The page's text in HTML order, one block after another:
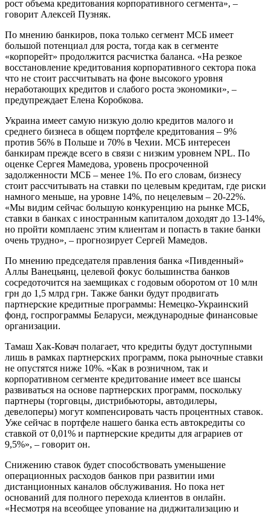
рост объема кредитования корпоративного сегмента», –
говорит Алексей Пузняк.
По мнению банкиров, пока только сегмент МСБ имеет
большой потенциал для роста, тогда как в сегменте
«корпорейт» продолжится расчистка баланса. «На резкое
восстановление кредитования корпоративного сектора пока
что не стоит рассчитывать на фоне высокого уровня
неработающих кредитов и слабого роста экономики», –
предупреждает Елена Коробкова.
Украина имеет самую низкую долю кредитов малого и
среднего бизнеса в общем портфеле кредитования – 9%
против 56% в Польше и 70% в Чехии. МСБ интересен
банкирам прежде всего в связи с низким уровнем NPL. По
оценке Сергея Мамедова, уровень просроченной
задолженности МСБ – менее 1%. По его словам, бизнесу
стоит рассчитывать на ставки по целевым кредитам, где риски
намного меньше, на уровне 14%, по нецелевым – 20-22%.
«Мы видим сейчас большую конкуренцию на рынке МСБ,
ставки в банках с иностранным капиталом доходят до 13-14%,
но пройти комплаенс этим клиентам и попасть в такие банки
очень трудно», – прогнозирует Сергей Мамедов.
По мнению председателя правления банка «Пивденный»
Аллы Ванецьянц, целевой фокус большинства банков
сосредоточится на заемщиках с годовым оборотом от 10 млн
грн до 1,5 млрд грн. Также банки будут продвигать
партнерские кредитные программы: Немецко-Украинский
фонд, госпрограммы Беларуси, международные финансовые
организации.
Тамаш Хак-Ковач полагает, что кредиты будут доступными
лишь в рамках партнерских программ, пока рыночные ставки
не опустятся ниже 10%. «Как в розничном, так и
корпоративном сегменте кредитование имеет все шансы
развиваться на основе партнерских программ, поскольку
партнеры (торговцы, дистрибьюторы, автодилеры,
девелоперы) могут компенсировать часть процентных ставок.
Уже сейчас в портфеле нашего банка есть автокредиты со
ставкой от 0,01% и партнерские кредиты для аграриев от
9,5%», – говорит он.
Снижению ставок будет способствовать уменьшение
операционных расходов банков при развитии ими
дистанционных каналов обслуживания. Но пока нет
оснований для полного перехода клиентов в онлайн.
«Несмотря на всеобщее упование на диджитализацию и